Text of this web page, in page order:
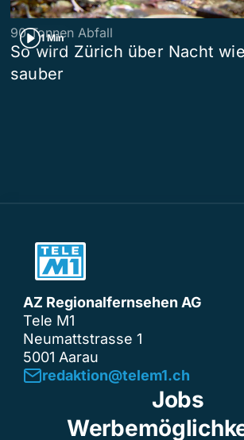
1 Min
90 Tonnen Abfall
So wird Zürich über Nacht
sauber
AZ Regionalfernsehen AG
Tele M1
Neumattstrasse 1
5001 Aarau
redaktion@telem1.ch
Jobs